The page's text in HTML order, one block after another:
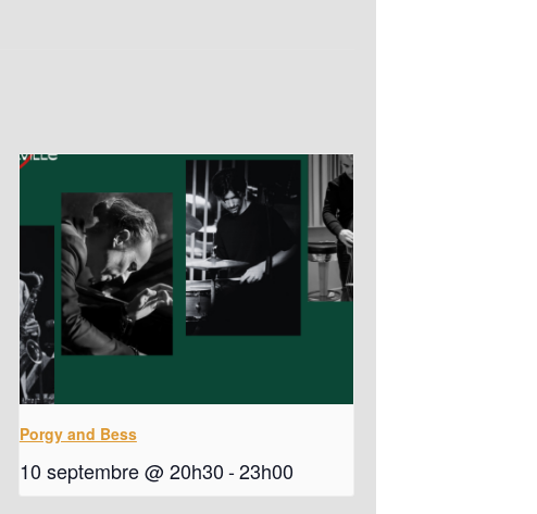
Porgy and Bess
10 septembre @ 20h30-23h00